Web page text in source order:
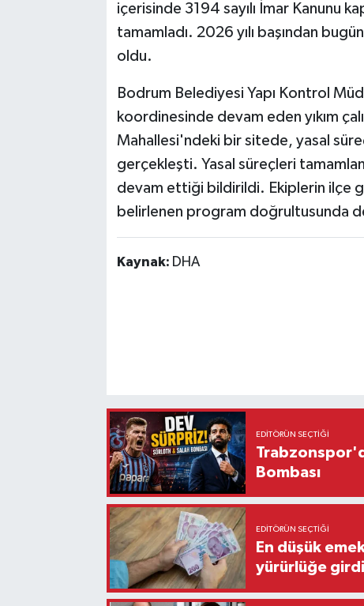
içerisinde 3194 sayılı İmar Kanunu
tamamladı. 2026 yılı başından
oldu.
Bodrum Belediyesi Yapı Kontrol
koordinesinde devam eden yıkım
Mahallesi'ndeki bir sitede, yasal
gerçekleşti. Yasal süreçleri
devam ettiği bildirildi. Ekiplerin ilçe
belirlenen program doğrultusunda
Kaynak: DHA
EDITÖRÜN SEÇTIĞI
Bombası
EDITÖRÜN SEÇTIĞI
En düşük
yürürlüğe girdi